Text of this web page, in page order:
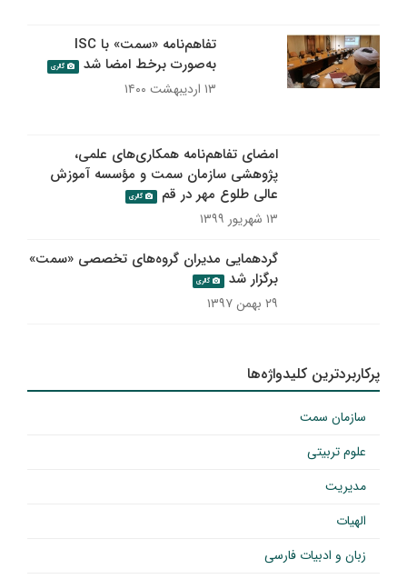
تفاهم‌نامه «سمت» با ISC
به‌صورت برخط امضا شد
گالری
۱۳ اردیبهشت ۱۴۰۰
امضای تفاهم‌نامه همکاری‌های علمی،
پژوهشی سازمان سمت و مؤسسه آموزش
عالی طلوع مهر در قم
گالری
۱۳ شهریور ۱۳۹۹
گردهمایی مدیران گروه‌های تخصصی «سمت»
برگزار شد
گالری
۲۹ بهمن ۱۳۹۷
پرکاربردترین کلیدواژه‌ها
سازمان سمت
علوم تربیتی
مدیریت
الهیات
زبان و ادبیات فارسی